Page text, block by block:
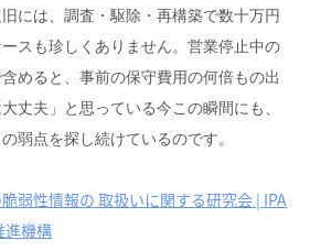
には、調査・駆除・再構築で数十万円
スも珍しくありません。営業停止中の
めると、事前の保守費用の何倍もの出
丈夫」と思っている今この瞬間にも、
弱点を探し続けているのです。
弱性情報の 取扱いに関する研究会 | IPA
進機構